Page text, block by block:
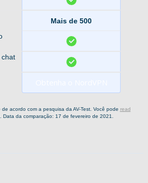
Mais de 500
chat
acordo com a pesquisa da AV-Test. Você pode read
. Data da comparação: 17 de fevereiro de 2021.